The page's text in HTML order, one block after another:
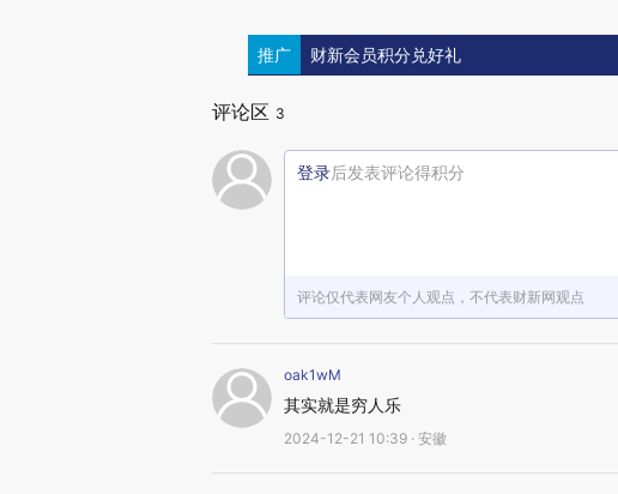
推广 财新会员积分兑好礼
评论区 3
登录后发表评论得积分
评论仅代表网友个人观点，不代表财新网观点
oak1wM
其实就是穷人乐
2024-12-21 10:39 · 安徽